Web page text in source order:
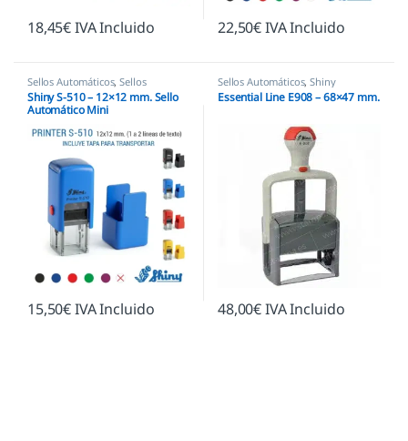
18,45€IVA Incluido 22,50€IVA Incluido
Sellos Automáticos,Sellos
empresas,Shiny
Shiny S-510 – 12×12 mm. Sello
Automático Mini
15,50€IVA Incluido
Sellos Automáticos,Shiny
Essential Line E908 – 68×47 mm.
48,00€IVA Incluido